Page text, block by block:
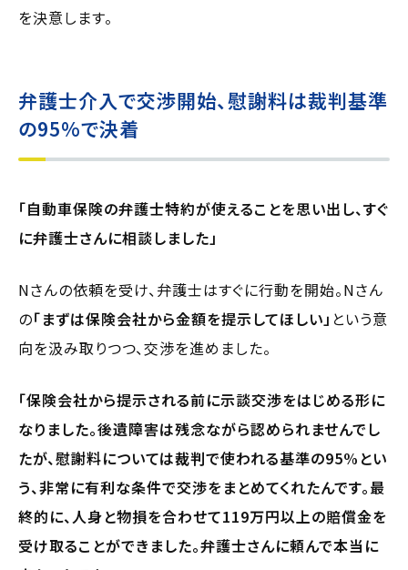
を決意します。
弁護士介入で交渉開始、慰謝料は裁判基準
の95%で決着
「自動車保険の弁護士特約が使えることを思い出し、すぐ
に弁護士さんに相談しました」
Nさんの依頼を受け、弁護士はすぐに行動を開始。Nさん
の「まずは保険会社から金額を提示してほしい」 という意
向を汲み取りつつ、交渉を進めました。
「保険会社から提示される前に示談交渉をはじめる形に
なりました。後遺障害は残念ながら認められませんでし
たが、慰謝料については裁判で使われる基準の95%とい
う、非常に有利な条件で交渉をまとめてくれたんです。最
終的に、人身と物損を合わせて119万円以上の賠償金を
受け取ることができました。弁護士さんに頼んで本当に